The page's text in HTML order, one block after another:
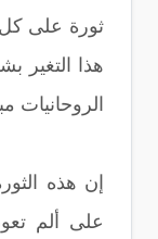
ثورة على
هذا التغير
الروحانيات
إن هذه
على ألم